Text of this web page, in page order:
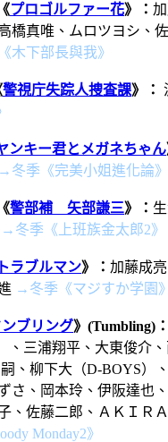
プロゴルファー花》：
橋真唯、ムロツヨシ、
木下部長與我》
警視庁失踪人捜査課》 ：
ンキー君とメガネちゃん
→冬季《完美小姐進化論》
警部補 矢部謙三》：
→冬季《上班族金太郎2》
トラブルマン》 ： 加藤成
→冬季《マジすか学園
ンブリング》(Tumbling)：
、三浦翔平、大東俊介
、柳下大（D-BOYS）
さ、岡本玲、伊阪達也
子、佐藤二郎、ＡＫＩＲ
Monday2》